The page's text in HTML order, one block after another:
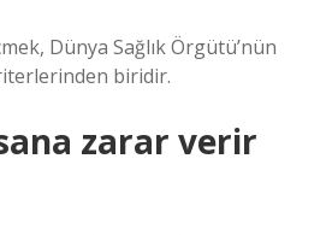
Dünya Sağlık Örgütü’nün
biridir.
zarar verir